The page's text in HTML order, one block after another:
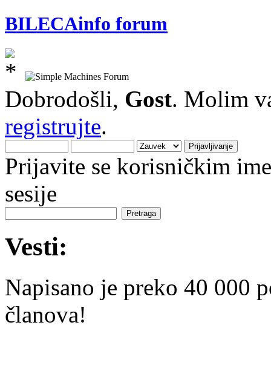
BILECAinfo forum
Dobrodošli, Gost. Molim
registrujte.
Prijavite se korisničkim
sesije
Vesti:
Napisano je preko 40 000
članova!